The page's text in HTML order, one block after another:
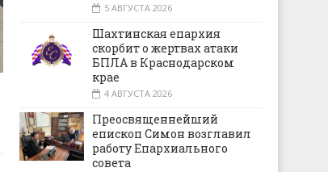
5 АВГУСТА 2026
Шахтинская епархия
скорбит о жертвах атаки
БПЛА в Краснодарском
крае
4 АВГУСТА 2026
Преосвященнейший
епископ Симон возглавил
работу Епархиального
совета